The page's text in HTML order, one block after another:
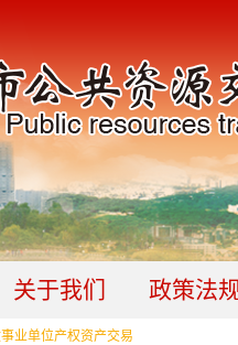
关于我们 政策法
业单位产权资产交易